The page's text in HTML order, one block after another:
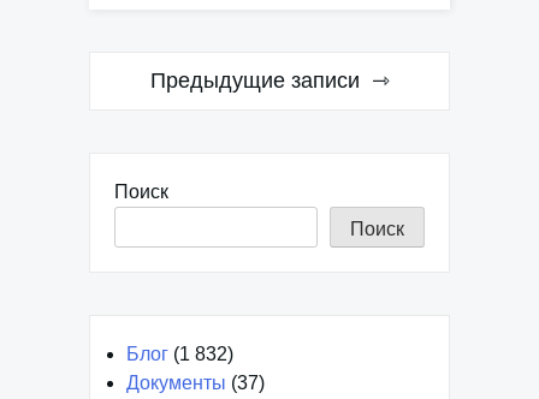
Навигация
Предыдущие записи
Поиск
Поиск
Блог (1 832)
Документы (37)